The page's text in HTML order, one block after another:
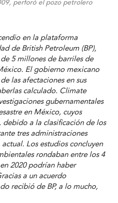
perforó el pozo petrolero
en la plataforma
de British Petroleum (BP),
5 millones de barriles de
El gobierno mexicano
las afectaciones en sus
calculado. Climate
gubernamentales
en México, cuyos
a la clasificación de los
tres administraciones
Los estudios concluyen
rondaban entre los 4
2020 podrían haber
a un acuerdo
recibió de BP, a lo mucho,